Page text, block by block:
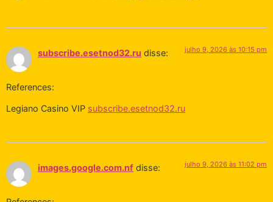
subscribe.esetnod32.ru disse: julho 9, 2026 às 10:15 pm
References:
Legiano Casino VIP subscribe.esetnod32.ru
images.google.com.nf disse: julho 9, 2026 às 11:02 pm